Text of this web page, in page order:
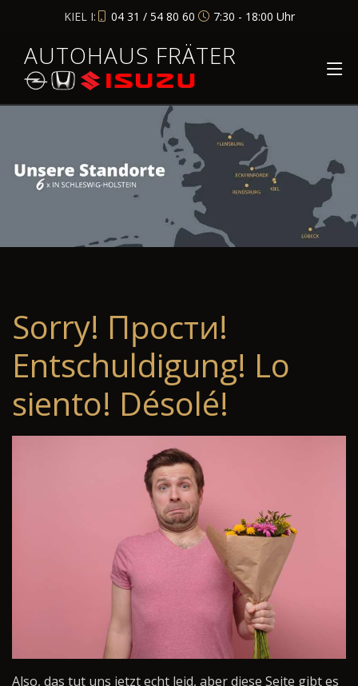
KIEL I: 04 31 / 54 80 60 7:30 - 18:00 Uhr
AUTOHAUS FRÄTER
Sorry! Прости!
Entschuldigung! Lo
siento! Désolé!
Also, das tut uns jetzt echt leid, aber diese Seite gibt es